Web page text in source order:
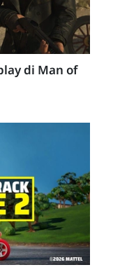
di Man of